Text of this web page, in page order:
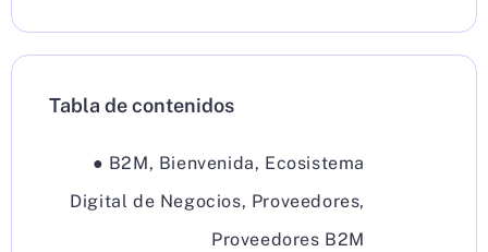
Tabla de contenidos
● B2M, Bienvenida, Ecosistema
Digital de Negocios, Proveedores,
Proveedores B2M